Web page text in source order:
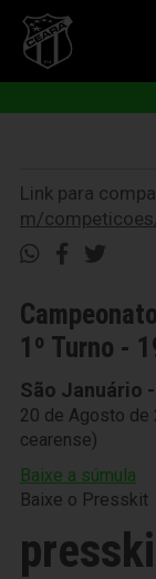
Link para
m/
1º Turno -
São Januário
20 de Agosto de
cearense)
Baixe a súmula
Baixe o Presskit